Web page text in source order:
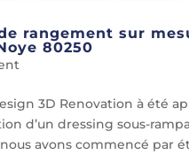
rangement sur
80250
3D Renovation à été
d’un dressing sous-
avons commencé par